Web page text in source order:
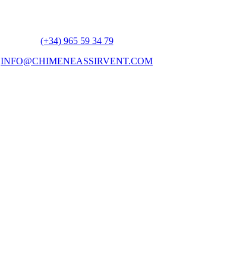
(+34) 965 59 34 79
INFO@CHIMENEASSIRVENT.COM